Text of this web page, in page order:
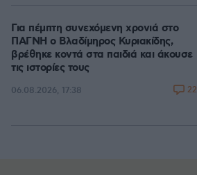
Για πέμπτη συνεχόμενη χρονιά στο
ΠΑΓΝΗ ο Βλαδίμηρος Κυριακίδης,
βρέθηκε κοντά στα παιδιά και άκουσε
τις ιστορίες τους
06.08.2026, 17:38 22